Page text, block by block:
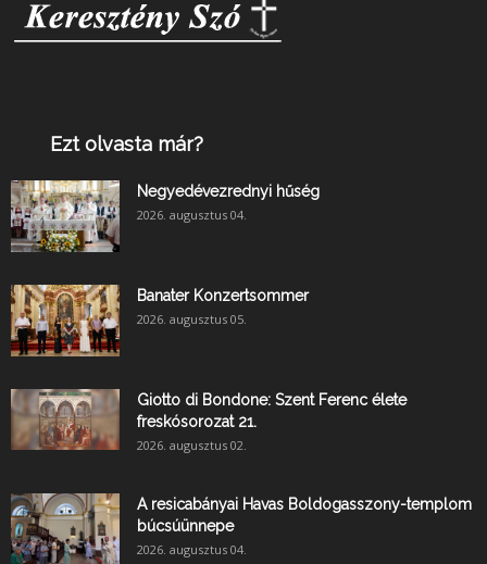
Ezt olvasta már?
Negyedévezrednyi hűség
2026. augusztus 04.
Banater Konzertsommer
2026. augusztus 05.
Giotto di Bondone: Szent Ferenc élete
freskósorozat 21.
2026. augusztus 02.
A resicabányai Havas Boldogasszony-templom
búcsúünnepe
2026. augusztus 04.